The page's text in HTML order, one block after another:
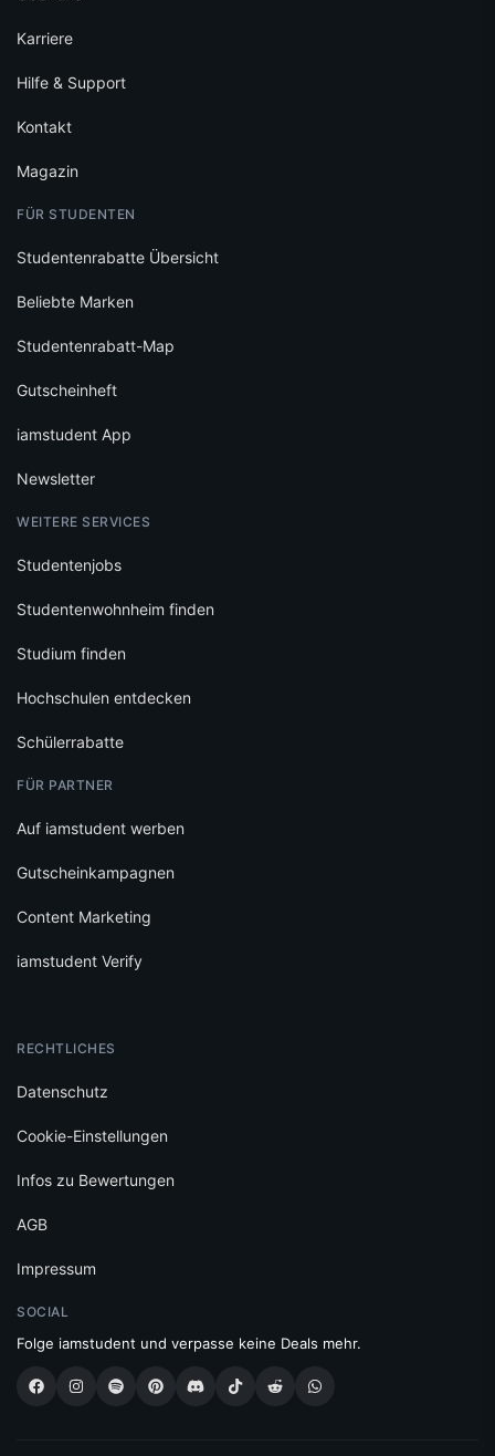
Karriere
Hilfe & Support
Kontakt
Magazin
FÜR STUDENTEN
Studentenrabatte Übersicht
Beliebte Marken
Studentenrabatt-Map
Gutscheinheft
iamstudent App
Newsletter
WEITERE SERVICES
Studentenjobs
Studentenwohnheim finden
Studium finden
Hochschulen entdecken
Schülerrabatte
FÜR PARTNER
Auf iamstudent werben
Gutscheinkampagnen
Content Marketing
iamstudent Verify
RECHTLICHES
Datenschutz
Cookie-Einstellungen
Infos zu Bewertungen
AGB
Impressum
SOCIAL
Folge iamstudent und verpasse keine Deals mehr.